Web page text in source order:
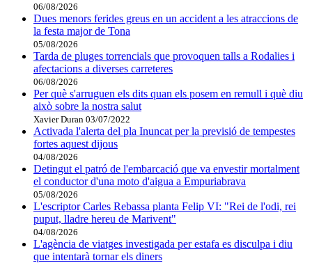
06/08/2026
Dues menors ferides greus en un accident a les atraccions de
la festa major de Tona
05/08/2026
Tarda de pluges torrencials que provoquen talls a Rodalies i
afectacions a diverses carreteres
06/08/2026
Per què s'arruguen els dits quan els posem en remull i què diu
això sobre la nostra salut
Xavier Duran 03/07/2022
Activada l'alerta del pla Inuncat per la previsió de tempestes
fortes aquest dijous
04/08/2026
Detingut el patró de l'embarcació que va envestir mortalment
el conductor d'una moto d'aigua a Empuriabrava
05/08/2026
L'escriptor Carles Rebassa planta Felip VI: "Rei de l'odi, rei
puput, lladre hereu de Marivent"
04/08/2026
L'agència de viatges investigada per estafa es disculpa i diu
que intentarà tornar els diners